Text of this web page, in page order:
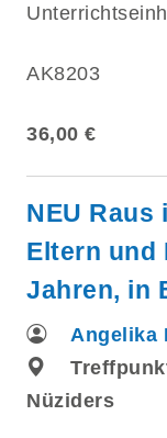
AK8203
36,00 €
NEU Raus
Eltern und
Jahren, in
Angelika
Nüziders